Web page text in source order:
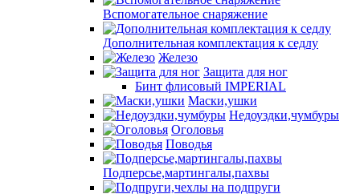
Вспомогательное снаряжение
Дополнительная комплектация к седлу
Железо
Защита для ног
Бинт флисовый IMPERIAL
Маски,ушки
Недоуздки,чумбуры
Оголовья
Поводья
Подперсье,мартингалы,пахвы